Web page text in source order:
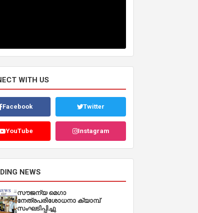
WITH US
Facebook Twitter
YouTube Instagram
NEWS
സൗജന്യ മെഗാ
നേത്രപരിശോധനാ ക്യാമ്പ്
സംഘടിപ്പിച്ചു